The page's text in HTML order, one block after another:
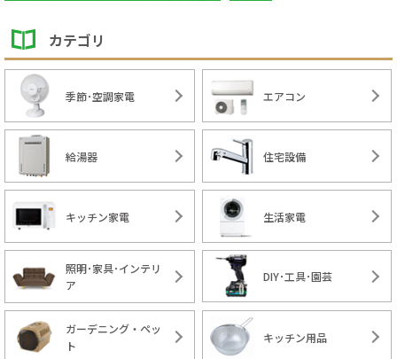
カテゴリ
季節･空調家電 エアコン
給湯器 住宅設備
キッチン家電 生活家電
照明･家具･インテリ
ア
DIY･工具･園芸
ガーデニング・ペッ
ト
キッチン用品